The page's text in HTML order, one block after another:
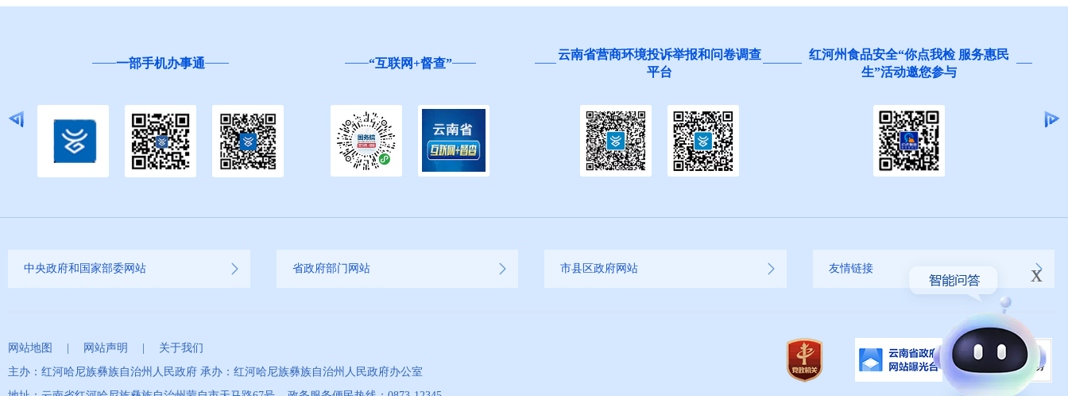
一部手机办事通 “互联网+督查”
云南省营商环境投诉举报和问卷调查
平台
红河州食品安全“你点我检 服务惠民
生”活动邀您参与
中央政府和国家部委网站 省政府部门网站 市县区政府网站 友情链接
网站地图 | 网站声明 | 关于我们
主办：红河哈尼族彝族自治州人民政府 承办：红河哈尼族彝族自治州人民政府办公室
x